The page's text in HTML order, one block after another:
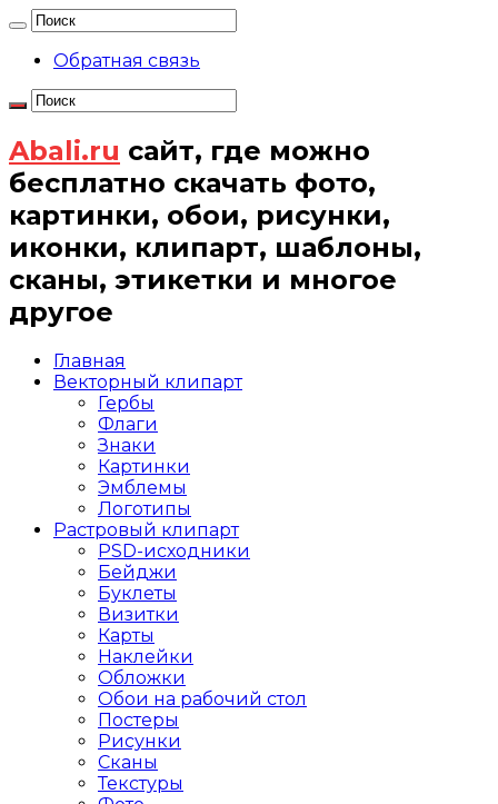
Обратная связь
Abali.ru сайт, где можно
бесплатно скачать фото,
картинки, обои, рисунки,
иконки, клипарт, шаблоны,
сканы, этикетки и многое
другое
Главная
Векторный клипарт
Гербы
Флаги
Знаки
Картинки
Эмблемы
Логотипы
Растровый клипарт
PSD-исходники
Бейджи
Буклеты
Визитки
Карты
Наклейки
Обложки
Обои на рабочий стол
Постеры
Рисунки
Сканы
Текстуры